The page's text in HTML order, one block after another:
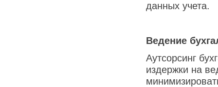
данных учета.
Ведение
Аутсорсинг
издержки на